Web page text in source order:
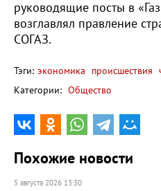
руководящие посты в
возглавлял правление
СОГАЗ.
Тэги: экономика происшествия
Категории: Общество
Похожие новости
5 августа 2026 13:30